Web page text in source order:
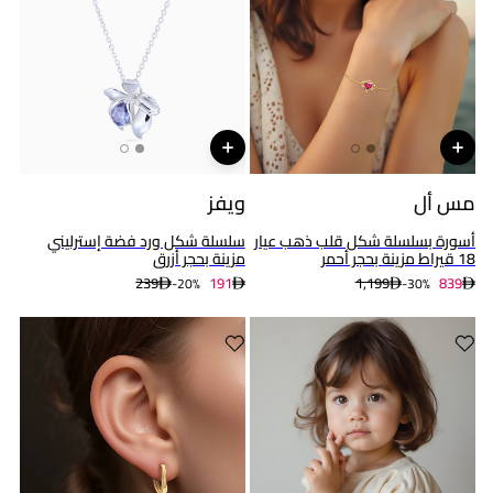
مس أل
أسورة بسلسلة شكل قلب ذهب عيار
18 قيراط مزينة بحجر أحمر
1,199 30%- 839
ويفز
سلسلة شكل ورد فضة إسترليني
مزينة بحجر أزرق
239 20%- 191